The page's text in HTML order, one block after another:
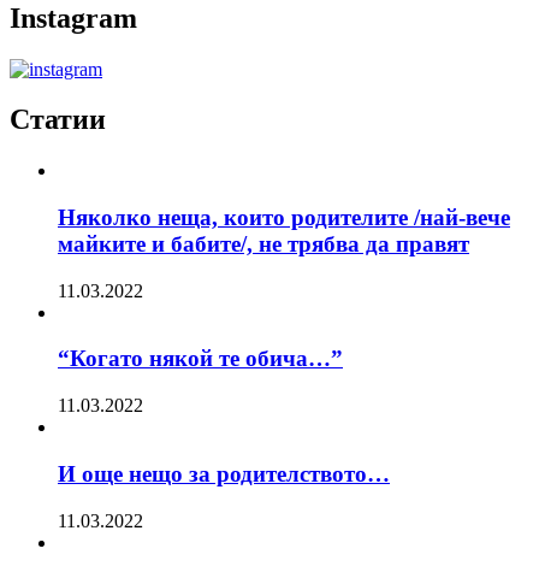
Instagram
Статии
Няколко неща, които родителите /най-вече
майките и бабите/, не трябва да правят
11.03.2022
“Когато някой те обича…”
11.03.2022
И още нещо за родителството…
11.03.2022